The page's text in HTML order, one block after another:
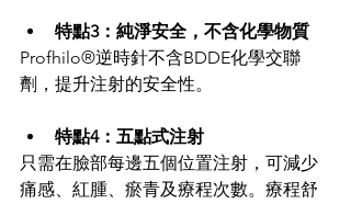
特點3：純淨安全，不含化學物質
Profhilo®逆時針不含BDDE化學交聯
劑，提升注射的安全性。
特點4：五點式注射
只需在臉部每邊五個位置注射，可減少
痛感、紅腫、瘀青及療程次數。療程舒